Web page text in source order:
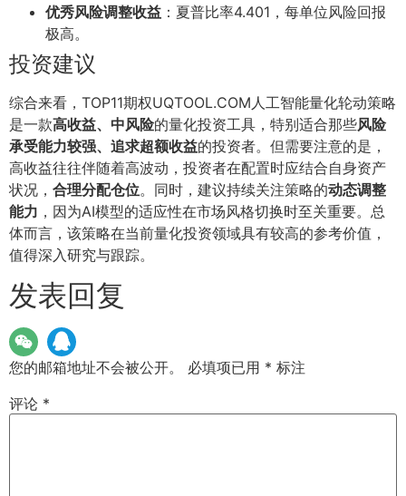
优秀风险调整收益 ：夏普比率4.401，每单位风险回报
极高。
投资建议
综合来看，TOP11期权UQTOOL.COM人工智能量化轮动策略
是一款高收益、中风险的量化投资工具，特别适合那些风险
承受能力较强、追求超额收益的投资者。但需要注意的是，
高收益往往伴随着高波动，投资者在配置时应结合自身资产
状况， 合理分配仓位。同时，建议持续关注策略的动态调整
能力 ，因为AI模型的适应性在市场风格切换时至关重要。总
体而言，该策略在当前量化投资领域具有较高的参考价值，
值得深入研究与跟踪。
发表回复
您的邮箱地址不会被公开。 必填项已用 * 标注
评论 *